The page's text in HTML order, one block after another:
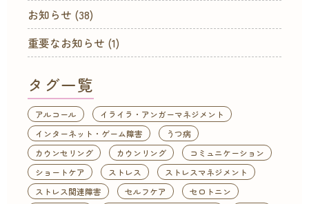
お知らせ (38)
重要なお知らせ (1)
タグ一覧
アルコール
イライラ・アンガーマネジメント
インターネット・ゲーム障害
うつ病
カウンセリング
カウンリング
コミュニケーション
ショートケア
ストレス
ストレスマネジメント
ストレス関連障害
セルフケア
セロトニン